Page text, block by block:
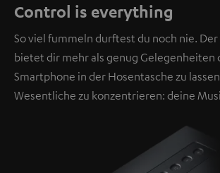
Control is everything
So viel fummeln durftest du noch nie. Der
bietet dir mehr als genug Gelegenheiten
Smartphone in der Hosentasche zu
Wesentliche zu konzentrieren: deine